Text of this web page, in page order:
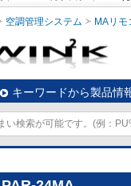
空調管理システム MAリモ
キーワードから製品情